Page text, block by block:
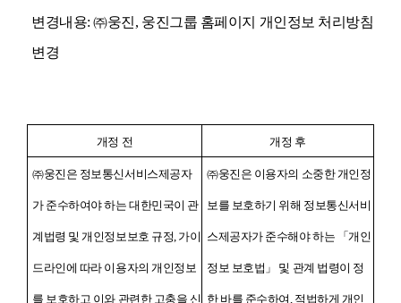
변경내용: ㈜웅진, 웅진그룹 홈페이지 개인정보 처리방침
변경
개정 전 개정 후
㈜웅진은 정보통신서비스제공자
가 준수하여야 하는 대한민국이 관
계법령 및 개인정보보호 규정, 가이
드라인에 따라 이용자의 개인정보
를 보호하고 이와 관련한 고충을 신
㈜웅진은 이용자의 소중한 개인정
보를 보호하기 위해 정보통신서비
스제공자가 준수해야 하는 「개인
정보 보호법」 및 관계 법령이 정
한 바를 준수하여, 적법하게 개인